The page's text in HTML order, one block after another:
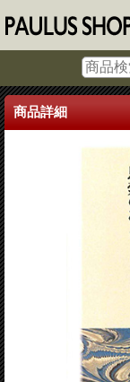
商品詳細